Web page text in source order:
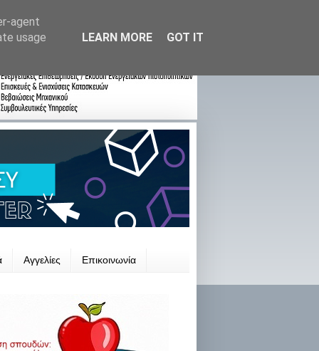
Αγγελίες Επικοινωνία
agent
usage
LEARN MORE GOT IT